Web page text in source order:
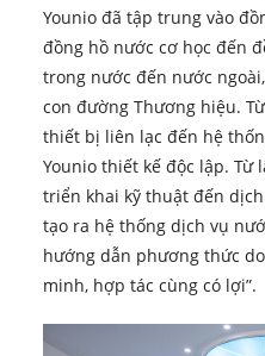
Younio đã tập trung vào
đồng hồ nước cơ học đến
trong nước đến nước
con đường Thương hiệu.
thiết bị liên lạc đến hệ
Younio thiết kế độc lập. Từ
triển khai kỹ thuật đến
tạo ra hệ thống dịch vụ
hướng dẫn phương thức
minh, hợp tác cùng có lợi”.